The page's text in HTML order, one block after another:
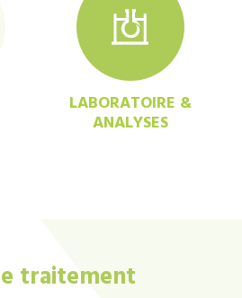
LABORATOIRE &
ANALYSES
traitement